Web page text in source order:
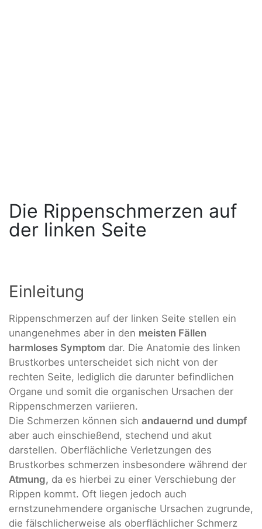
Die Rippenschmerzen auf
der linken Seite
Einleitung
Rippenschmerzen auf der linken Seite stellen ein
unangenehmes aber in den meisten Fällen
harmloses Symptom dar. Die Anatomie des linken
Brustkorbes unterscheidet sich nicht von der
rechten Seite, lediglich die darunter befindlichen
Organe und somit die organischen Ursachen der
Rippenschmerzen variieren.
Die Schmerzen können sich andauernd und dumpf
aber auch einschießend, stechend und akut
darstellen. Oberflächliche Verletzungen des
Brustkorbes schmerzen insbesondere während der
Atmung, da es hierbei zu einer Verschiebung der
Rippen kommt. Oft liegen jedoch auch
ernstzunehmendere organische Ursachen zugrunde,
die fälschlicherweise als oberflächlicher Schmerz